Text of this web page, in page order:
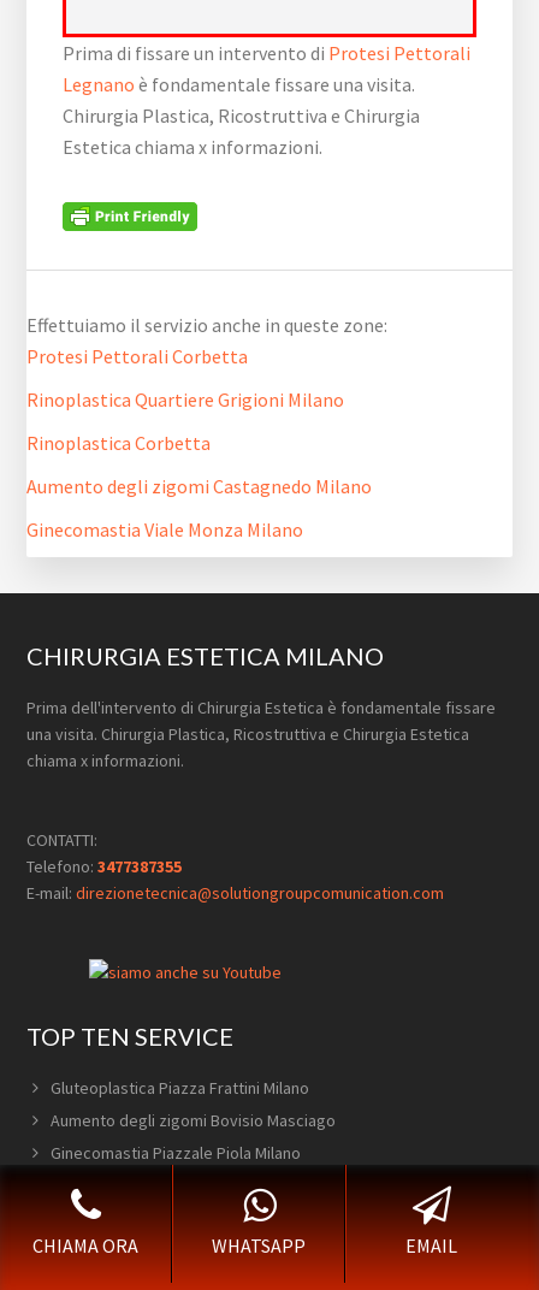
Prima di fissare un intervento di Protesi Pettorali
Legnano è fondamentale fissare una visita.
Chirurgia Plastica, Ricostruttiva e Chirurgia
Estetica chiama x informazioni.
Effettuiamo il servizio anche in queste zone:
Protesi Pettorali Corbetta
Rinoplastica Quartiere Grigioni Milano
Rinoplastica Corbetta
Aumento degli zigomi Castagnedo Milano
Ginecomastia Viale Monza Milano
Footer
CHIRURGIA ESTETICA MILANO
Prima dell'intervento di Chirurgia Estetica è fondamentale fissare
una visita. Chirurgia Plastica, Ricostruttiva e Chirurgia Estetica
chiama x informazioni.
CONTATTI:
Telefono:3477387355
E-mail:direzionetecnica@solutiongroupcomunication.com
TOP TEN SERVICE
Gluteoplastica Piazza Frattini Milano
Aumento degli zigomi Bovisio Masciago
Ginecomastia Piazzale Piola Milano
Addominoplastica Peschiera Borromeo
Protesi Pettorali La Trecca Milano
Addominoplastica Parabiago
Addominoplastica Viale Abruzzi Milano
CHIAMA ORA WHATSAPP EMAIL